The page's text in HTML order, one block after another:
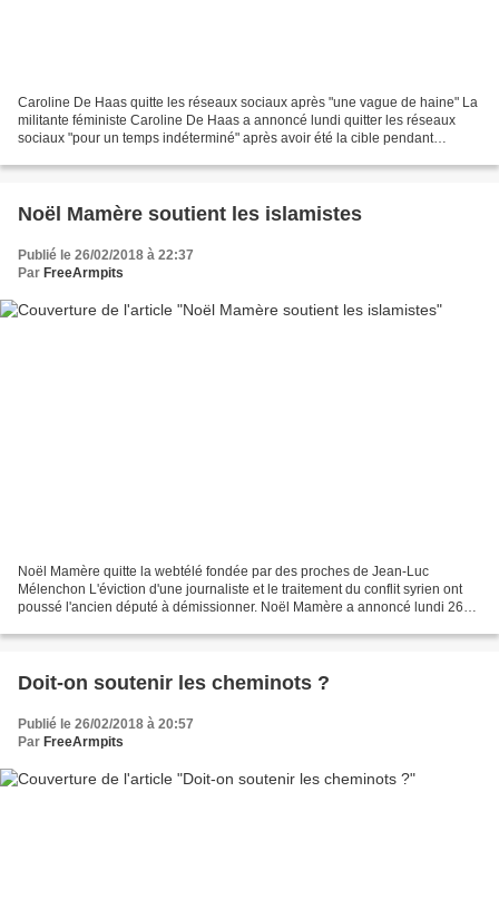
Caroline De Haas quitte les réseaux sociaux après "une vague de haine" La
militante féministe Caroline De Haas a annoncé lundi quitter les réseaux
sociaux "pour un temps indéterminé" après avoir été la cible pendant
Noël Mamère soutient les islamistes
Publié le 26/02/2018 à 22:37
Par FreeArmpits
Noël Mamère quitte la webtélé fondée par des proches de Jean-Luc
Mélenchon L'éviction d'une journaliste et le traitement du conflit syrien ont
poussé l'ancien député à démissionner. Noël Mamère a annoncé lundi 26
Doit-on soutenir les cheminots ?
Publié le 26/02/2018 à 20:57
Par FreeArmpits